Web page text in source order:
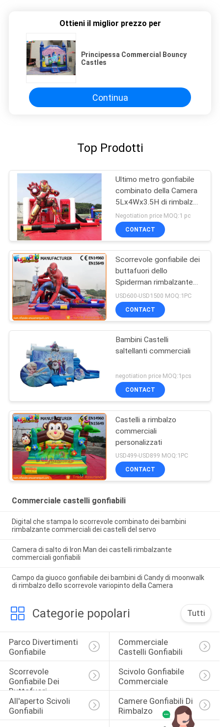
Ottieni il miglior prezzo per
Principessa Commercial Bouncy
Castles
Continua
Top Prodotti
Ultimo metro gonfiabile
combinato della Camera
5Lx4Wx3.5H di rimbalzo
dell'OEM Iron Man
Negotiation price MOQ:1 pc
CONTACT
Scorrevole gonfiabile dei
buttafuori dello
Spiderman rimbalzante
commerciale dei castelli
della tela cerata del PVC
USD600-USD1500 MOQ:1PC
CONTACT
Bambini Castelli
saltellanti commerciali
negotiation price MOQ:1pcs
CONTACT
Castelli a rimbalzo
commerciali
personalizzati
USD499-USD899 MOQ:1PC
CONTACT
Commerciale castelli gonfiabili
Digital che stampa lo scorrevole combinato dei bambini
rimbalzante commerciali dei castelli del servo
Camera di salto di Iron Man dei castelli rimbalzante
commerciali gonfiabili
Campo da giuoco gonfiabile dei bambini di Candy di moonwalk
di rimbalzo dello scorrevole variopinto della Camera
Categorie popolari Tutti
Parco Divertimenti
Gonfiabile
Commerciale
Castelli Gonfiabili
Scorrevole
Gonfiabile Dei
Buttafuori
Scivolo Gonfiabile
Commerciale
All'aperto Scivoli
Gonfiabili
Camere Gonfiabili Di
Rimbalzo